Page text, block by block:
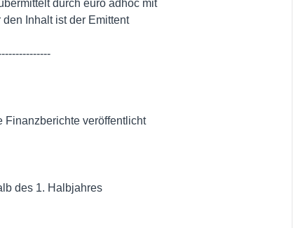
Finanzberichte veröffentlicht
des 1. Halbjahres